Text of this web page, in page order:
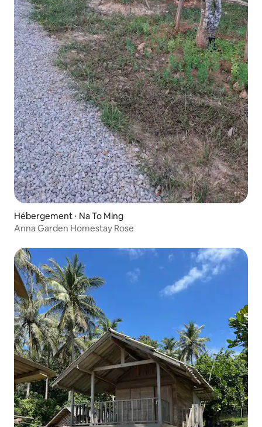
Hébergement ⋅ Na To Ming
Anna Garden Homestay Rose